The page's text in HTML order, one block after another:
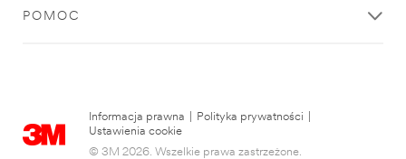
POMOC
Informacja prawna Polityka prywatności
Ustawienia cookie
© 3M 2026. Wszelkie prawa zastrzeżone.